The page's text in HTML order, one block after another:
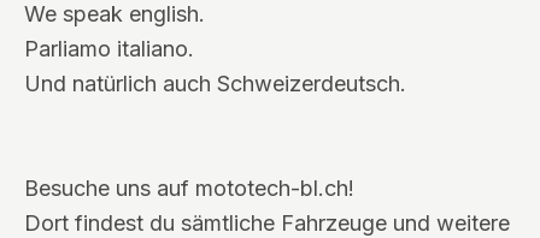
We speak english.
Parliamo italiano.
Und natürlich auch Schweizerdeutsch.
Besuche uns auf mototech-bl.ch!
Dort findest du sämtliche Fahrzeuge und weitere